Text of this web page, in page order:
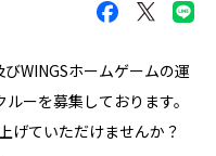
WINGSホームゲームの運
ーを募集しております。
げていただけませんか？